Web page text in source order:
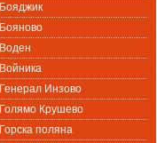
Бояджик
Бояново
Воден
Войника
Генерал Инзово
Голямо Крушево
Горска поляна